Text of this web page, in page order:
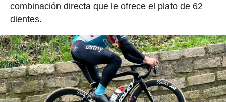
combinación directa que le ofrece el plato de 62
dientes.